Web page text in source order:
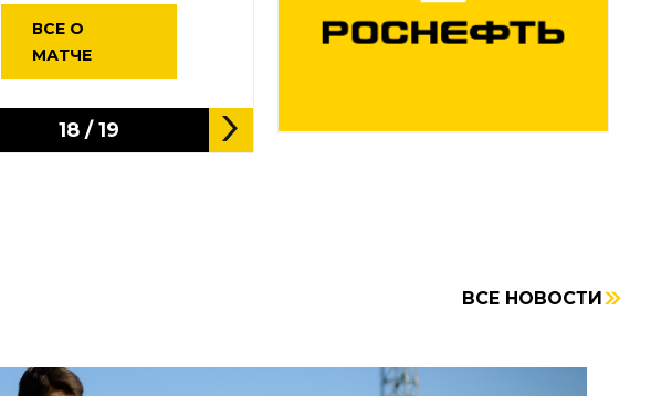
ВСЕ О
МАТЧЕ
18/19
ВСЕ НОВОСТИ